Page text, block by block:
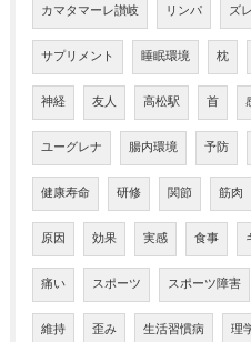
カマタマーレ讃岐 リンパ ズレ
サプリメント 睡眠環境 枕
神経 友人 高松駅 首
ユーグレナ 腸内環境 予防
健康寿命 研修 関節 筋肉
原因 効果 実感 食事
痛い スポーツ スポーツ障害
維持 歪み 生活習慣病 理